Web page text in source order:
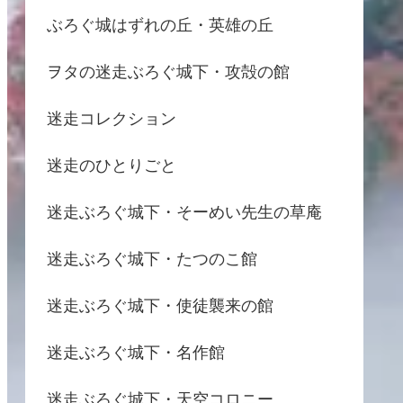
ぶろぐ城はずれの丘・英雄の丘
ヲタの迷走ぶろぐ城下・攻殻の館
迷走コレクション
迷走のひとりごと
迷走ぶろぐ城下・そーめい先生の草庵
迷走ぶろぐ城下・たつのこ館
迷走ぶろぐ城下・使徒襲来の館
迷走ぶろぐ城下・名作館
迷走ぶろぐ城下・天空コロニー